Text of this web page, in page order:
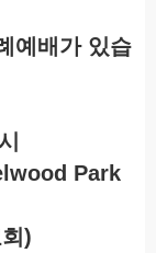
예배가 있습
Park
)